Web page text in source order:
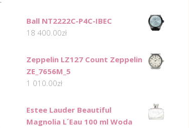
Ball NT2222C-P4C-IBEC
18 400.00zł
Zeppelin LZ127 Count Zeppelin
ZE_7656M_5
1 010.00zł
Estee Lauder Beautiful
Magnolia L´Eau 100 ml Woda